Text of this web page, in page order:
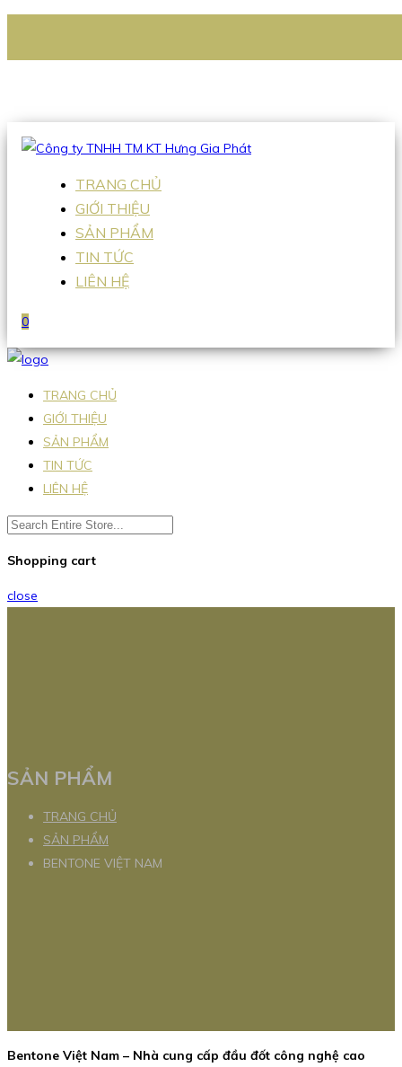
Hotline:0938 336 079
TRANG CHỦ
GIỚI THIỆU
SẢN PHẨM
TIN TỨC
LIÊN HỆ
0
TRANG CHỦ
GIỚI THIỆU
SẢN PHẨM
TIN TỨC
LIÊN HỆ
Shopping cart
close
SẢN PHẨM
TRANG CHỦ
SẢN PHẨM
BENTONE VIỆT NAM
Bentone Việt Nam – Nhà cung cấp đầu đốt công nghệ cao